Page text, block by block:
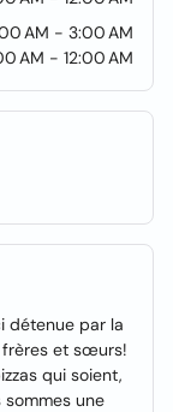
AM - 3:00 AM
AM - 12:00 AM
détenue par la
frères et sœurs!
qui soient,
une